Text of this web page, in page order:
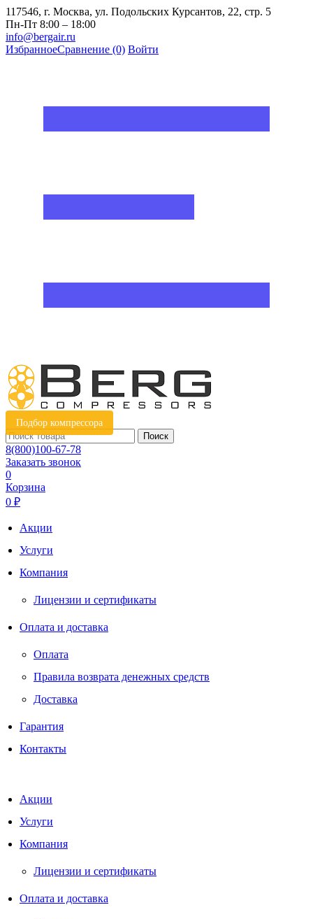
117546, г. Москва, ул. Подольских Курсантов, 22, стр. 5
Пн-Пт 8:00 – 18:00
info@bergair.ru
ИзбранноеСравнение (0) Войти
Подбор компрессора
Поиск
8(800)100-67-78
Заказать звонок
0
Корзина
0 ₽
Акции
Услуги
Компания
Лицензии и сертификаты
Оплата и доставка
Оплата
Правила возврата денежных средств
Доставка
Гарантия
Контакты
Акции
Услуги
Компания
Лицензии и сертификаты
Оплата и доставка